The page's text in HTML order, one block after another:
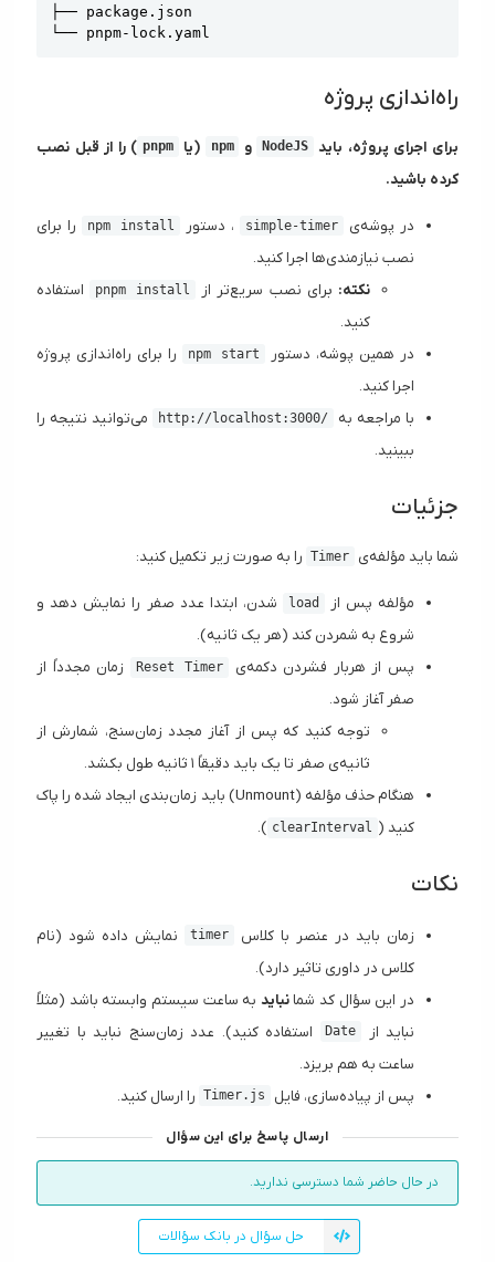
├── package.json
└── pnpm-lock.yaml
راه‌اندازی پروژه
برای اجرای پروژه، باید NodeJS و npm (یا pnpm ) را از قبل نصب
کرده باشید.
در پوشه‌ی simple-timer ، دستور npm install
را برای
نصب نیازمندی‌ها اجرا کنید.
نکته: برای نصب سریع‌تر از pnpm install
استفاده
کنید.
در همین پوشه، دستور
npm start
را برای راه‌اندازی پروژه
اجرا کنید.
با مراجعه به
http://localhost:3000/
می‌توانید نتیجه را
ببینید.
جزئیات
شما باید مؤلفه‌ی Timer را به صورت زیر تکمیل کنید:
مؤلفه پس از load
شدن، ابتدا عدد صفر را نمایش دهد و
شروع به شمردن کند (هر یک ثانیه).
پس از هربار فشردن دکمه‌ی
Reset Timer
زمان مجدداً از
صفر آغاز شود.
توجه کنید که پس از آغاز مجدد زمان‌سنج، شمارش از
ثانیه‌ی صفر تا یک باید دقیقاً ۱ ثانیه طول بکشد.
هنگام حذف مؤلفه (Unmount) باید زمان‌بندی ایجاد شده را پاک
کنید ( clearInterval
).
نکات
زمان باید در عنصر با کلاس timer
نمایش داده شود (نام
کلاس در داوری تاثیر دارد).
در این سؤال کد شمانباید به ساعت سیستم وابسته باشد (مثلاً
نباید از
Date
استفاده کنید). عدد زمان‌سنج نباید با تغییر
ساعت به هم بریزد.
پس از پیاده‌سازی، فایل
Timer.js را ارسال کنید.
ارسال پاسخ برای این سؤال
در حال حاضر شما دسترسی ندارید.
حل سؤال در بانک سؤالات